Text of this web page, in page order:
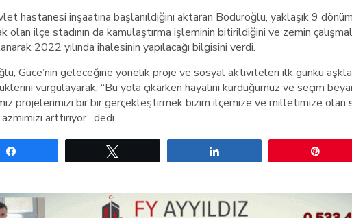
hastanesi inşaatına başlanıldığını aktaran Boduroğlu, yaklaşık 9
olan ilçe stadının da kamulaştırma işleminin bitirildiğini ve zemin
2022 yılında ihalesinin yapılacağı bilgisini verdi.
Güce’nin geleceğine yönelik proje ve sosyal aktiviteleri ilk günkü aşkla
vurgulayarak, “Bu yola çıkarken hayalini kurduğumuz ve seçim
projelerimizi bir bir gerçekleştirmek bizim ilçemize ve milletimize olan
arttırıyor” dedi.